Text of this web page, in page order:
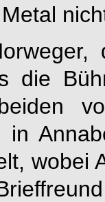
die
in
wobei